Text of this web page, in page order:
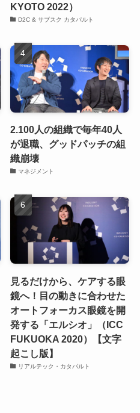
KYOTO 2022）
D2C & サブスク カタパルト
2.100人の組織で毎年40人
が退職、グッドパッチの組
織崩壊
マネジメント
見るだけから、ケアする眼
鏡へ！目の動きに合わせた
オートフォーカス眼鏡を開
発する「エルシオ」（ICC
FUKUOKA 2020）【文字
起こし版】
リアルテック・カタパルト